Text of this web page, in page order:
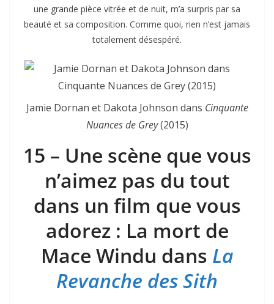
une grande pièce vitrée et de nuit, m’a surpris par sa
beauté et sa composition. Comme quoi, rien n’est jamais
totalement désespéré.
Jamie Dornan et Dakota Johnson dans Cinquante
Nuances de Grey(2015)
15 – Une scène que vous
n’aimez pas du tout
dans un film que vous
adorez : La mort de
Mace Windu dans La
Revanche des Sith